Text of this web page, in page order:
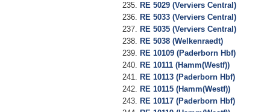
RE 5029 (Verviers Central)
RE 5033 (Verviers Central)
RE 5035 (Verviers Central)
RE 5038 (Welkenraedt)
RE 10109 (Paderborn Hbf)
RE 10111 (Hamm(Westf))
RE 10113 (Paderborn Hbf)
RE 10115 (Hamm(Westf))
RE 10117 (Paderborn Hbf)